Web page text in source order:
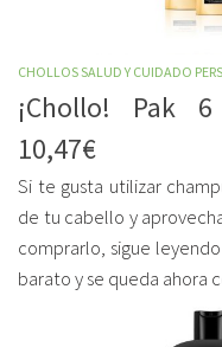
CHOLLOS SALUD Y CUIDADO
¡Chollo! Pak
10,47€
Si te gusta utilizar
de tu cabello y
comprarlo, sigue
barato y se queda ahora